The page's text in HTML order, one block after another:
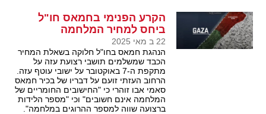
הקרע הפנימי בחמאס חו"ל
ביחס למחיר המלחמה
22 ב מאי 2025
הנהגת חמאס בחו"ל חלוקה בשאלת המחיר
הכבד שמשלמים תושבי רצועת עזה על
מתקפת ה-7 באוקטובר על ישובי עוטף עזה.
הרחוב העזתי זועם על דבריו של בכיר חמאס
סאמי אבו זוהרי כי "החישובים החומריים של
המלחמה אינם חשובים" וכי "מספר הלידות
ברצועה שווה למספר ההרוגים במלחמה".